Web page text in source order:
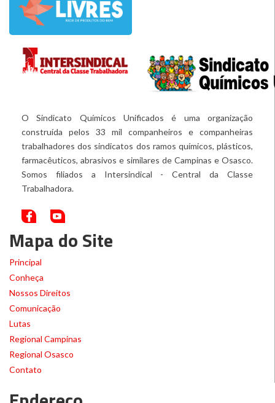
O Sindicato Químicos Unificados é uma organização
construída pelos 33 mil companheiros e companheiras
trabalhadores dos sindicatos dos ramos químicos, plásticos,
farmacêuticos, abrasivos e similares de Campinas e Osasco.
Somos filiados a Intersindical - Central da Classe
Trabalhadora.
Mapa do Site
Principal
Conheça
Nossos Direitos
Comunicação
Lutas
Regional Campinas
Regional Osasco
Contato